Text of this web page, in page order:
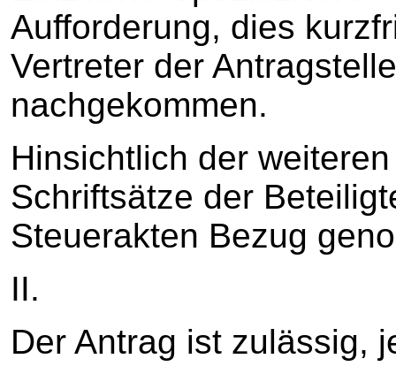
Aufforderung, dies
Vertreter der
nachgekommen.
Hinsichtlich der
Schriftsätze der
Steuerakten Bezug
II.
Der Antrag ist zulässig,